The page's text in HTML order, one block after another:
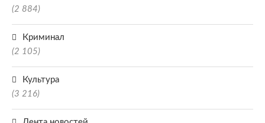
(2 884)
Криминал
(2 105)
Культура
(3 216)